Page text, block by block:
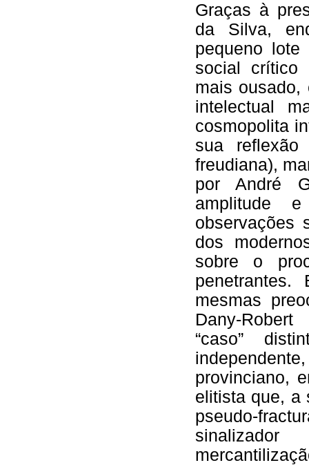
Graças à
da Silva,
pequeno lote
social crítico
mais ousado,
intelectual
cosmopolita
sua
freudiana),
por André
amplitude
observações
dos
sobre o
mesmas
Dany-
“caso”
provinciano,
elitista que, a
pseudo-